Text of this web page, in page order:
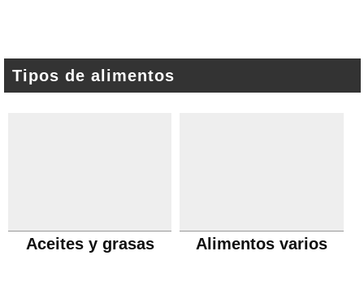
Tipos de alimentos
Aceites y grasas Alimentos varios